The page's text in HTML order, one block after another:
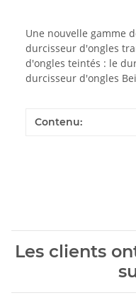
Une nouvelle gamme
durcisseur d'ongles
d'ongles teintés : le
durcisseur d'ongles
Contenu:
Les clients